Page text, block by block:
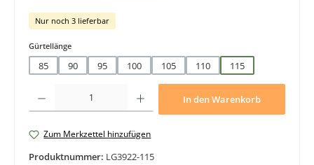
Nur noch 3 lieferbar
Gürtellängeauswählen
85 90 95 100 105 110 115
In den Warenkorb
Zum Merkzettel hinzufügen
Produktnummer: LG3922-115